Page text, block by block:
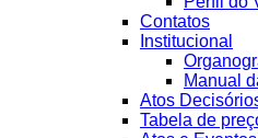
Contatos
Institucional
Manual
Atos
Tabela de